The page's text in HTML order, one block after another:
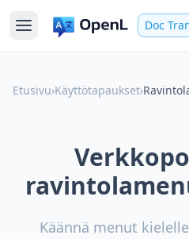
Doc
Etusivu›Käyttötapaukset›
Käännä menut